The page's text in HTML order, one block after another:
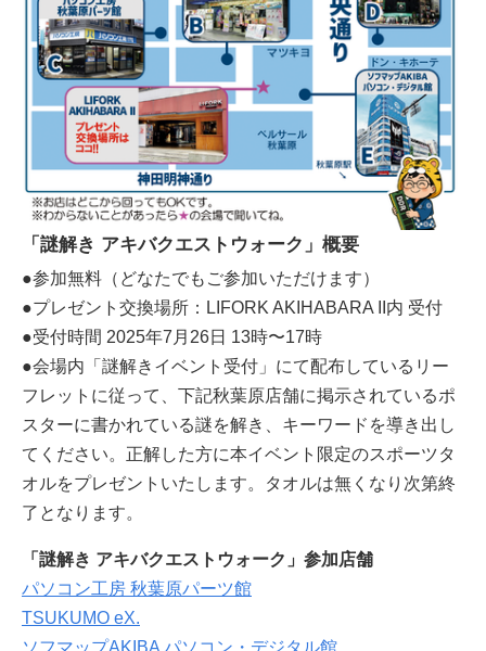
「謎解き アキバクエストウォーク」概要
●参加無料（どなたでもご参加いただけます）
●プレゼント交換場所：LIFORK AKIHABARA II内 受付
●受付時間 2025年7月26日 13時〜17時
●会場内「謎解きイベント受付」にて配布しているリー
フレットに従って、下記秋葉原店舗に掲示されているポ
スターに書かれている謎を解き、キーワードを導き出し
てください。正解した方に本イベント限定のスポーツタ
オルをプレゼントいたします。タオルは無くなり次第終
了となります。
「謎解き アキバクエストウォーク」参加店舗
パソコン工房 秋葉原パーツ館
TSUKUMO eX.
ソフマップAKIBA パソコン・デジタル館